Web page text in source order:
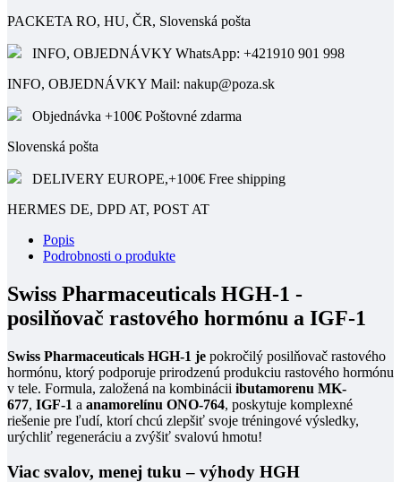
PACKETA RO, HU, ČR, Slovenská pošta
INFO, OBJEDNÁVKY WhatsApp: +421910 901 998
INFO, OBJEDNÁVKY Mail: nakup@poza.sk
Objednávka +100€ Poštovné zdarma
Slovenská pošta
DELIVERY EUROPE,+100€ Free shipping
HERMES DE, DPD AT, POST AT
Popis
Podrobnosti o produkte
Swiss Pharmaceuticals HGH-1 -
posilňovač rastového hormónu a IGF-1
Swiss Pharmaceuticals HGH-1 je pokročilý posilňovač rastového
hormónu, ktorý podporuje prirodzenú produkciu rastového hormónu
v tele. Formula, založená na kombinácii ibutamorenu MK-
677, IGF-1 a anamorelínu ONO-764, poskytuje komplexné
riešenie pre ľudí, ktorí chcú zlepšiť svoje tréningové výsledky,
urýchliť regeneráciu a zvýšiť svalovú hmotu!
Viac svalov, menej tuku – výhody HGH